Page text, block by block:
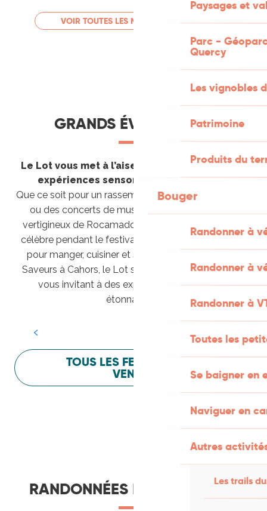
Paysages et
Parc -
Quercy
Les vignobles
Patrimoine
Produits du
Bouger
Randonner à
Randonner à
Randonner à
Toutes les
Se baigner en
Naviguer en
Autres
Les trails
LIRE LA SUITE
VOIR TOUTES LES MANIFESTATIONS
GRANDS ÉVÈNEMENTS
Le Lot vous met à l’aise en vous invitant à des
expériences sensorielles étonnantes !
Que ce soit pour un rassemblement de montgolfières
ou des concerts de musique sacrée dans le site
vertigineux de Rocamadour, pour écouter un opéra
célèbre pendant le festival de Saint-Céré ou encore
pour manger, cuisiner et s’amuser pendant Lot of
Saveurs à Cahors, le Lot sait vous mettre à l’aise en
vous invitant à des expériences sensorielles
étonnantes !
Festival Lot of Saveurs
TOUS LES FESTIVALS À
VENIR
RANDONNÉES ET ITINÉRANCE